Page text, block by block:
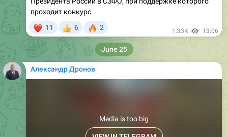
11 6
🔥
2
Александр Дронов
VIEW IN TELEGRAM
June 25